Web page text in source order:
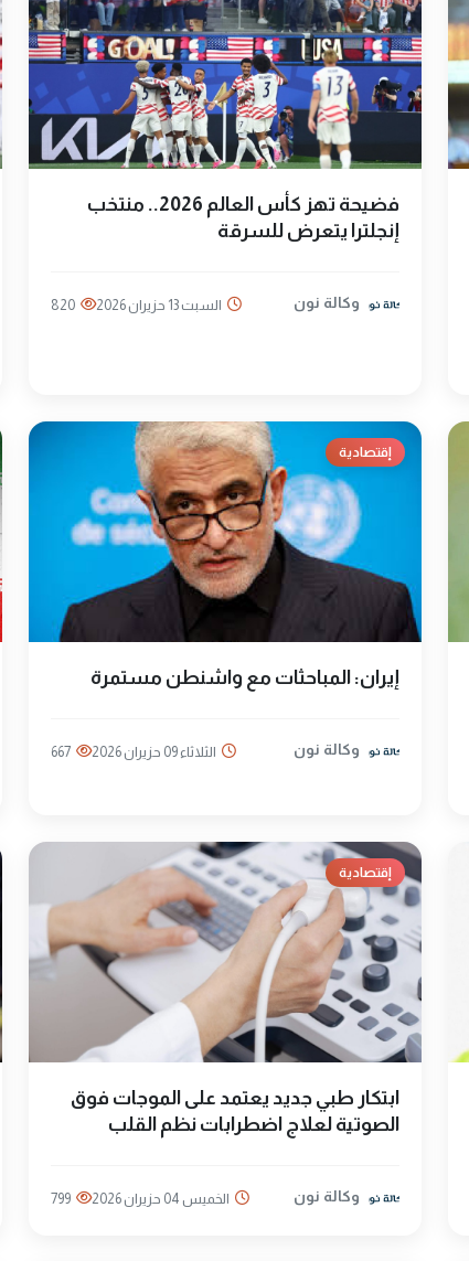
فضيحة تهز كأس العالم 2026.. منتخب
إنجلترا يتعرض للسرقة
وكالة نون السبت 13 حزيران 2026 820
إقتصادية
إيران: المباحثات مع واشنطن مستمرة
وكالة نون الثلاثاء 09 حزيران 2026 667
إقتصادية
ابتكار طبي جديد يعتمد على الموجات فوق
الصوتية لعلاج اضطرابات نظم القلب
وكالة نون الخميس 04 حزيران 2026 799